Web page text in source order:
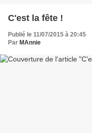
C'est la fête !
Publié le 11/07/2015 à 20:45
Par MAnnie